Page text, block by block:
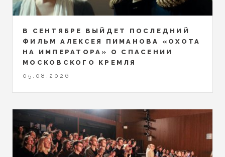
В СЕНТЯБРЕ ВЫЙДЕТ ПОСЛЕДНИЙ
ФИЛЬМ АЛЕКСЕЯ ПИМАНОВА «ОХОТА
НА ИМПЕРАТОРА» О СПАСЕНИИ
МОСКОВСКОГО КРЕМЛЯ
05.08.2026